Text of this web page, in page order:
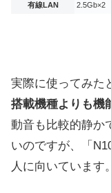
有線LAN 2.5Gb×2
実際に使ってみた
搭載機種よりも機
動音も比較的静か
いのですが、「
人に向いています。